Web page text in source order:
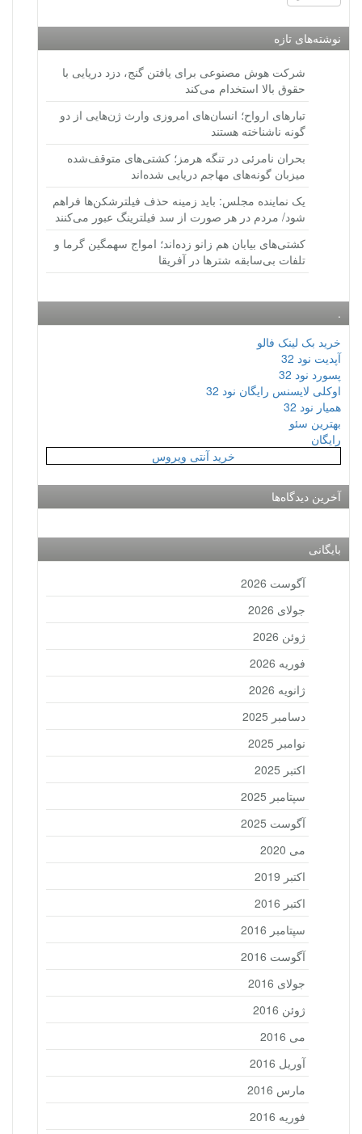
نوشته‌های تازه
شرکت هوش مصنوعی برای یافتن گنج، دزد دریایی با
حقوق بالا استخدام می‌کند
تبارهای ارواح؛ انسان‌های امروزی وارث ژن‌هایی از دو
گونه ناشناخته هستند
بحران نامرئی در تنگه هرمز؛ کشتی‌های متوقف‌شده
میزبان گونه‌های مهاجم دریایی شده‌اند
یک نماینده مجلس: باید زمینه حذف فیلترشکن‌ها فراهم
شود/ مردم در هر صورت از سد فیلترینگ عبور می‌کنند
کشتی‌های بیابان هم زانو زده‌اند؛ امواج سهمگین گرما و
تلفات بی‌سابقه شترها در آفریقا
.
خرید بک لینک فالو
آپدیت نود 32
پسورد نود 32
اوکلی لایسنس رایگان نود 32
همیار نود 32
بهترین سئو
رایگان
خرید آنتی ویروس
آخرین دیدگاه‌ها
بایگانی
آگوست 2026
جولای 2026
ژوئن 2026
فوریه 2026
ژانویه 2026
دسامبر 2025
نوامبر 2025
اکتبر 2025
سپتامبر 2025
آگوست 2025
می 2020
اکتبر 2019
اکتبر 2016
سپتامبر 2016
آگوست 2016
جولای 2016
ژوئن 2016
می 2016
آوریل 2016
مارس 2016
فوریه 2016